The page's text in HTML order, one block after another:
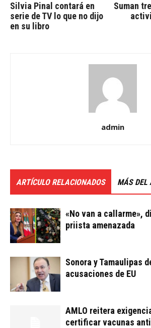
Silvia Pinal contará en
serie de TV lo que no dijo
en su libro
Suman
admin
ARTÍCULO RELACIONADOS MÁS DEL
«No van a callarme»,
priista amenazada
Sonora y Tamaulipas
acusaciones de EU
AMLO reitera
certificar vacunas